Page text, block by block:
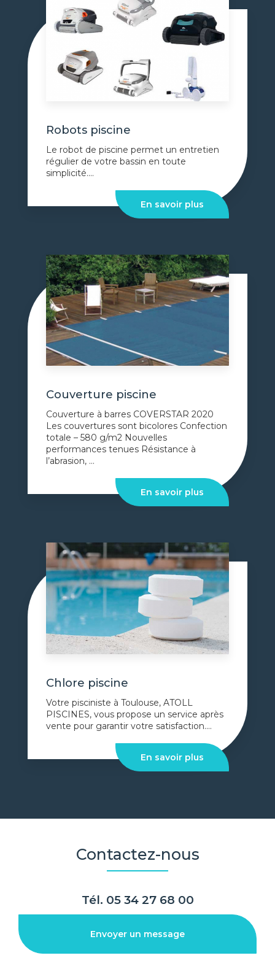
Robots piscine
Le robot de piscine permet un entretien
régulier de votre bassin en toute
simplicité....
En savoir plus
Couverture piscine
Couverture à barres COVERSTAR 2020
Les couvertures sont bicolores Confection
totale – 580 g/m2 Nouvelles
performances tenues Résistance à
l’abrasion, ...
En savoir plus
Chlore piscine
Votre pisciniste à Toulouse, ATOLL
PISCINES, vous propose un service après
vente pour garantir votre satisfaction....
En savoir plus
Contactez-nous
Tél. 05 34 27 68 00
Envoyer un message